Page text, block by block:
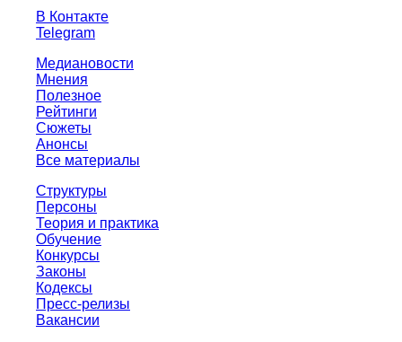
В Контакте
Telegram
Медиановости
Мнения
Полезное
Рейтинги
Сюжеты
Анонсы
Все материалы
Структуры
Персоны
Теория и практика
Обучение
Конкурсы
Законы
Кодексы
Пресс-релизы
Вакансии